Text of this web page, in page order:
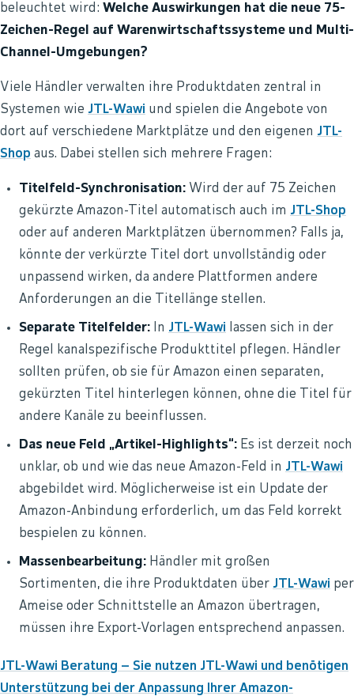
beleuchtet wird: Welche Auswirkungen hat die neue 75-
Zeichen-Regel auf Warenwirtschaftssysteme und Multi-
Channel-Umgebungen?
Viele Händler verwalten ihre Produktdaten zentral in
Systemen wie JTL-Wawi und spielen die Angebote von
dort auf verschiedene Marktplätze und den eigenen JTL-
Shop aus. Dabei stellen sich mehrere Fragen:
Titelfeld-Synchronisation: Wird der auf 75 Zeichen
gekürzte Amazon-Titel automatisch auch im JTL-Shop
oder auf anderen Marktplätzen übernommen? Falls ja,
könnte der verkürzte Titel dort unvollständig oder
unpassend wirken, da andere Plattformen andere
Anforderungen an die Titellänge stellen.
Separate Titelfelder: In JTL-Wawi lassen sich in der
Regel kanalspezifische Produkttitel pflegen. Händler
sollten prüfen, ob sie für Amazon einen separaten,
gekürzten Titel hinterlegen können, ohne die Titel für
andere Kanäle zu beeinflussen.
Das neue Feld „Artikel-Highlights“: Es ist derzeit noch
unklar, ob und wie das neue Amazon-Feld in JTL-Wawi
abgebildet wird. Möglicherweise ist ein Update der
Amazon-Anbindung erforderlich, um das Feld korrekt
bespielen zu können.
Massenbearbeitung: Händler mit großen
Sortimenten, die ihre Produktdaten über JTL-Wawi per
Ameise oder Schnittstelle an Amazon übertragen,
müssen ihre Export-Vorlagen entsprechend anpassen.
JTL-Wawi Beratung – Sie nutzen JTL-Wawi und benötigen
Unterstützung bei der Anpassung Ihrer Amazon-